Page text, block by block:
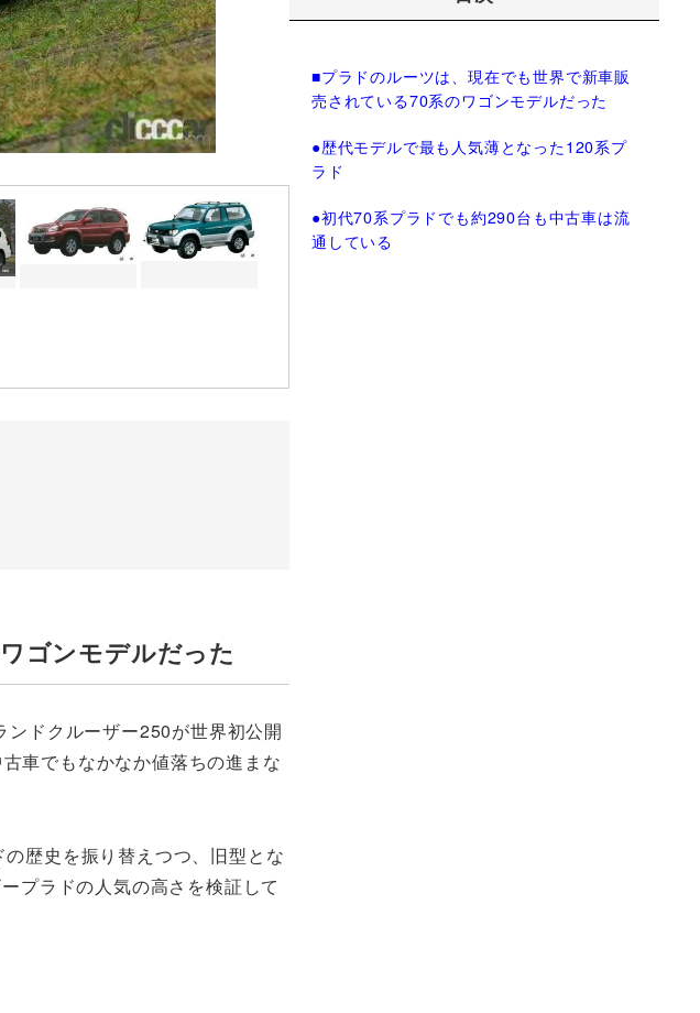
ゴンモデルだった
ドクルーザー250が世界初公開
車でもなかなか値落ちの進まな
歴史を振り替えつつ、旧型とな
プラドの人気の高さを検証して
■プラドのルーツは、現在でも世界で新車販
売されている70系のワゴンモデルだった
●歴代モデルで最も人気薄となった120系プ
ラド
●初代70系プラドでも約290台も中古車は流
通している